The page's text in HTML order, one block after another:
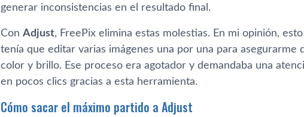
generar inconsistencias en el resultado final.
Con Adjust, FreePix elimina estas molestias. En mi opinión,
tenía que editar varias imágenes una por una para
color y brillo. Ese proceso era agotador y demandaba una
en pocos clics gracias a esta herramienta.
Cómo sacar el máximo partido a Adjust